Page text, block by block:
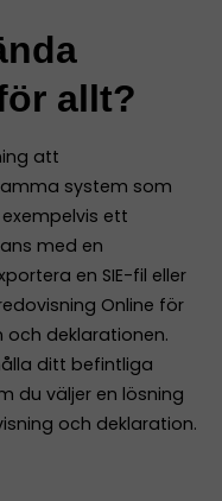
allt?
att
system som
ett
med en
en SIE-fil eller
Online för
deklarationen.
ditt befintliga
du väljer en lösning
och deklaration.